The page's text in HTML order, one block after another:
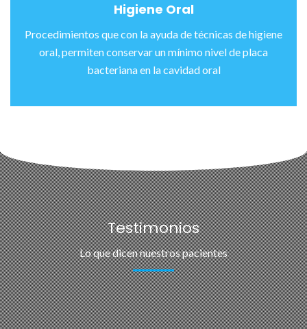
Higiene Oral
Procedimientos que con la ayuda de técnicas de higiene
oral, permiten conservar un mínimo nivel de placa
bacteriana en la cavidad oral
Testimonios
Lo que dicen nuestros pacientes